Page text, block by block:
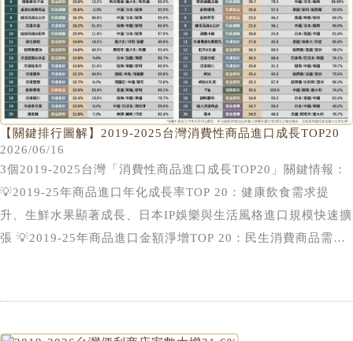
業使用量擴大，以及植物性油脂消費普及化等因素帶動，推升整
體進口規模穩定成長。
【關鍵排行圖解】2019-2025台灣消費性商品進口成長TOP20
2026/06/16
3個2019-2025台灣「消費性商品進口成長TOP20」關鍵情報：
💡2019-25年商品進口年化成長率TOP 20：健康飲食需求提
升、生鮮水果顯著成長、日本IP娛樂與生活風格進口規模快速擴
張 💡2019-25年商品進口金額淨增TOP 20：民生消費商品需求